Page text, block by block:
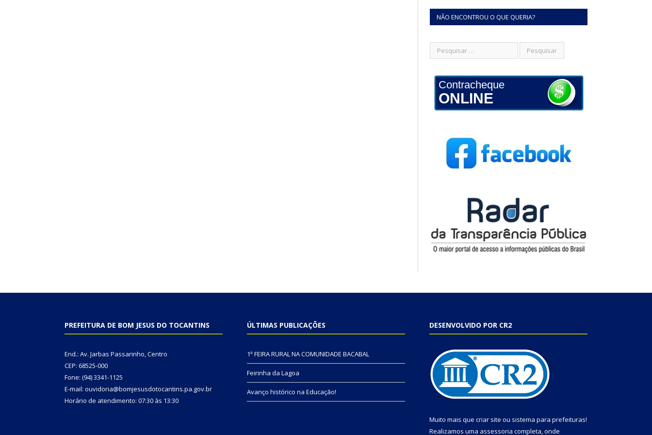
NÃO ENCONTROU O QUE QUERIA?
Contracheque
ONLINE
PREFEITURA DE BOM JESUS DO TOCANTINS
End.: Av. Jarbas Passarinho, Centro
CEP: 68525-000
Fone: (94) 3341-1125
E-mail: ouvidoria@bomjesusdotocantins.pa.gov.br
Horário de atendimento: 07:30 às 13:30
ÚLTIMAS PUBLICAÇÕES
1ª FEIRA RURAL NA COMUNIDADE BACABAL
Feirinha da Lagoa
Avanço histórico na Educação!
DESENVOLVIDO POR CR2
Muito mais que criar site ou sistema para prefeituras!
Realizamos uma assessoria completa, onde